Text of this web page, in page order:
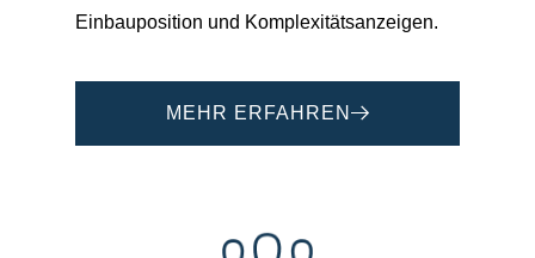
Einbauposition und Komplexitätsanzeigen.
MEHR ERFAHREN